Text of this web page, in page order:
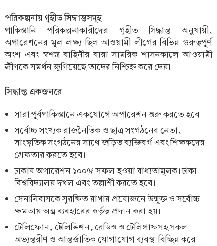
পরিকল্পনায় গৃহীত সিদ্ধান্তসমূহ
পাকিস্তানি পরিকল্পনাকারীদের গৃহীত সিদ্ধান্ত অনুযায়ী,
অপারেশনের মূল লক্ষ্য ছিল আওয়ামী লীগের বিভিন্ন গুরুত্বপূর্ণ
অংশ এবং স্বশস্ত্র বাহিনীর যারা সামরিক শাসনকালে আওয়ামী
লীগকে সমর্থন জুগিয়েছে তাদের নিশ্চিহ্ন করে দেয়া।
সিদ্ধান্ত একজনরে
সারা পূর্বপাকিস্তানে একযোগে অপারেশন শুরু করতে হবে।
সর্বোচ্চ সংখ্যক রাজনৈতিক ও ছাত্র সংগঠনের নেতা,
সাংস্কৃতিক সংগঠনের সাথে জড়িত ব্যক্তিবর্গ এবং শিক্ষকদের
গ্রেফতার করতে হবে।
ঢাকায় অপারেশন ১০০% সফল হওয়া বাধ্যতামূলক। ঢাকা
বিশ্ববিদ্যালয় দখল এবং তল্লাশী করতে হবে।
সেনানিবাসকে সুরক্ষিত রাখার প্রয়োজনে উন্মুক্ত ও সর্বোচ্চ
ক্ষমতায় অস্ত্র ব্যবহারের কর্তৃত্ব প্রদান করা হয়।
টেলিফোন, টেলিভিশন, রেডিও ও টেলিগ্রাফসহ সকল
অভ্যন্তরীণ ও আন্তর্জাতিক যোগাযোগ ব্যবস্থা বিচ্ছিন্ন করে